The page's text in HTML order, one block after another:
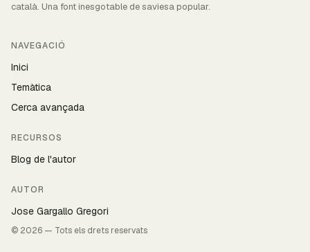
català. Una font inesgotable de saviesa popular.
NAVEGACIÓ
Inici
Temàtica
Cerca avançada
RECURSOS
Blog de l'autor
AUTOR
Jose Gargallo Gregori
© 2026 — Tots els drets reservats